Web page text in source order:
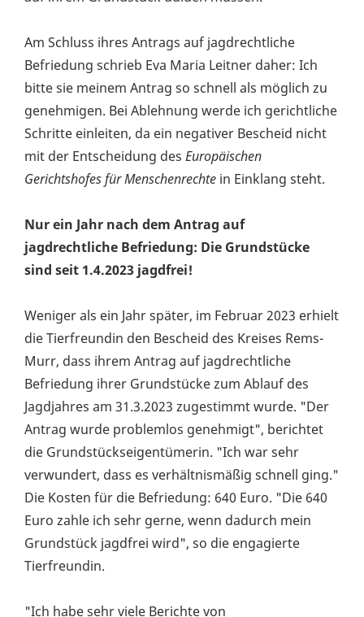
Am Schluss ihres Antrags auf jagdrechtliche
Befriedung schrieb Eva Maria Leitner daher: Ich
bitte sie meinem Antrag so schnell als möglich zu
genehmigen. Bei Ablehnung werde ich gerichtliche
Schritte einleiten, da ein negativer Bescheid nicht
mit der Entscheidung des Europäischen
Gerichtshofes für Menschenrechte in Einklang steht.
Nur ein Jahr nach dem Antrag auf
jagdrechtliche Befriedung: Die Grundstücke
sind seit 1.4.2023 jagdfrei!
Weniger als ein Jahr später, im Februar 2023 erhielt
die Tierfreundin den Bescheid des Kreises Rems-
Murr, dass ihrem Antrag auf jagdrechtliche
Befriedung ihrer Grundstücke zum Ablauf des
Jagdjahres am 31.3.2023 zugestimmt wurde. "Der
Antrag wurde problemlos genehmigt", berichtet
die Grundstückseigentümerin. "Ich war sehr
verwundert, dass es verhältnismäßig schnell ging."
Die Kosten für die Befriedung: 640 Euro. "Die 640
Euro zahle ich sehr gerne, wenn dadurch mein
Grundstück jagdfrei wird", so die engagierte
Tierfreundin.
"Ich habe sehr viele Berichte von